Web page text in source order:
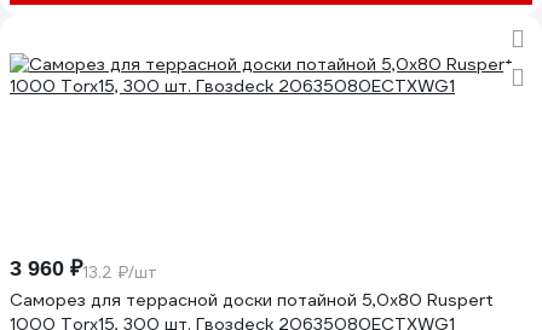
3 960 ₽13.2 ₽/шт
Саморез для террасной доски потайной 5,0х80 Ruspert
1000 Torx15, 300 шт. Гвозdeck 20635080ECTXWG1